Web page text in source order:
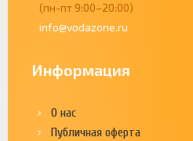
(пн-пт 9:00–20:00)
info@vodazone.ru
Информация
О нас
Публичная оферта